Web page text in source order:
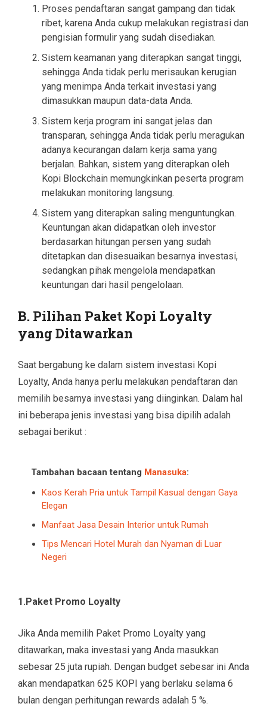
Proses pendaftaran sangat gampang dan tidak
ribet, karena Anda cukup melakukan registrasi dan
pengisian formulir yang sudah disediakan.
Sistem keamanan yang diterapkan sangat tinggi,
sehingga Anda tidak perlu merisaukan kerugian
yang menimpa Anda terkait investasi yang
dimasukkan maupun data-data Anda.
Sistem kerja program ini sangat jelas dan
transparan, sehingga Anda tidak perlu meragukan
adanya kecurangan dalam kerja sama yang
berjalan. Bahkan, sistem yang diterapkan oleh
Kopi Blockchain memungkinkan peserta program
melakukan monitoring langsung.
Sistem yang diterapkan saling menguntungkan.
Keuntungan akan didapatkan oleh investor
berdasarkan hitungan persen yang sudah
ditetapkan dan disesuaikan besarnya investasi,
sedangkan pihak mengelola mendapatkan
keuntungan dari hasil pengelolaan.
B. Pilihan Paket Kopi Loyalty
yang Ditawarkan
Saat bergabung ke dalam sistem investasi Kopi
Loyalty, Anda hanya perlu melakukan pendaftaran dan
memilih besarnya investasi yang diinginkan. Dalam hal
ini beberapa jenis investasi yang bisa dipilih adalah
sebagai berikut :
Tambahan bacaan tentang Manasuka:
Kaos Kerah Pria untuk Tampil Kasual dengan Gaya
Elegan
Manfaat Jasa Desain Interior untuk Rumah
Tips Mencari Hotel Murah dan Nyaman di Luar
Negeri
1.Paket Promo Loyalty
Jika Anda memilih Paket Promo Loyalty yang
ditawarkan, maka investasi yang Anda masukkan
sebesar 25 juta rupiah. Dengan budget sebesar ini Anda
akan mendapatkan 625 KOPI yang berlaku selama 6
bulan dengan perhitungan rewards adalah 5 %.